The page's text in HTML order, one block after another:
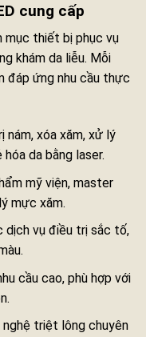
cung cấp
mục thiết bị phục vụ
khám da liễu. Mỗi
đáp ứng nhu cầu thực
nám, xóa xăm, xử lý
da bằng laser.
mỹ viện, master
mực xăm.
dịch vụ điều trị sắc tố,
cầu cao, phù hợp với
nghệ triệt lông chuyên